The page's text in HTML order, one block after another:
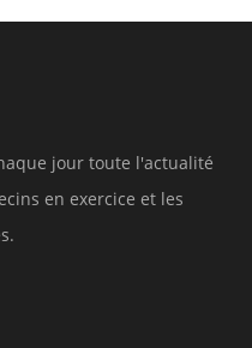
jour toute l'actualité
en exercice et les